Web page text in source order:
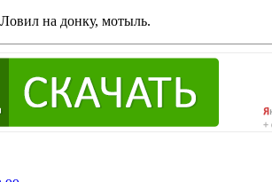
на донку, мотыль.